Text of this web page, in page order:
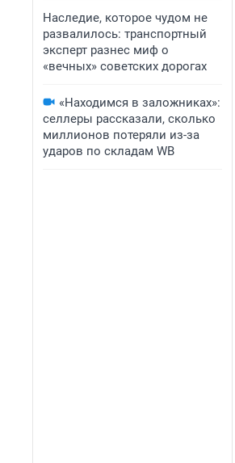
Наследие, которое чудом не
развалилось: транспортный
эксперт разнес миф о
«вечных» советских дорогах
«Находимся в заложниках»:
селлеры рассказали, сколько
миллионов потеряли из-за
ударов по складам WB